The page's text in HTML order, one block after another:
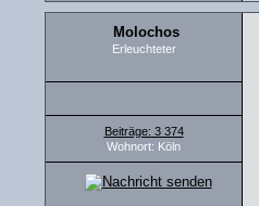
Molochos
Erleuchteter
Beiträge: 3 374
Wohnort: Köln